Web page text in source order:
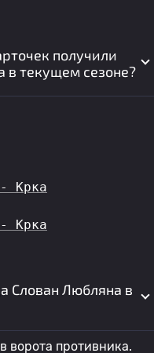
получили
в текущем сезоне?
Крка
Крка
Слован Любляна в
ворота противника.